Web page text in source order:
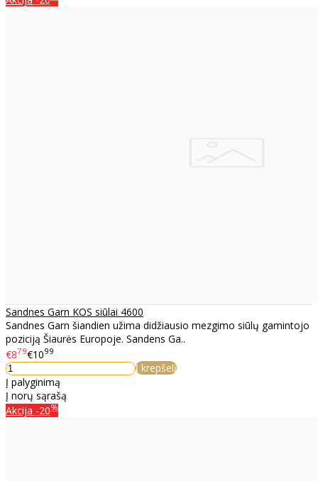
Sandnes Garn KOS siūlai 4600
Sandnes Garn šiandien užima didžiausio mezgimo siūlų gamintojo
poziciją Šiaurės Europoje. Sandens Ga..
€879€1099
Į krepšelį
Į palyginimą
Į norų sąrašą
Akcija -20%